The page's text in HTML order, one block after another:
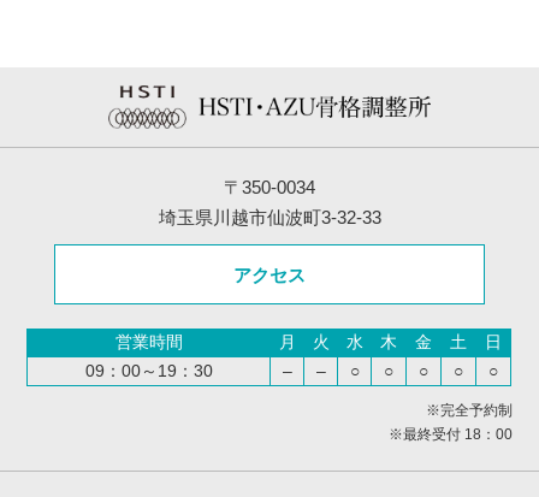
〒350-0034
埼玉県川越市仙波町3-32-33
アクセス
営業時間 月 火 水 木 金 土
日
09：00～19：30
– – ○ ○ ○ ○ ○
※完全予約制
※最終受付 18：00